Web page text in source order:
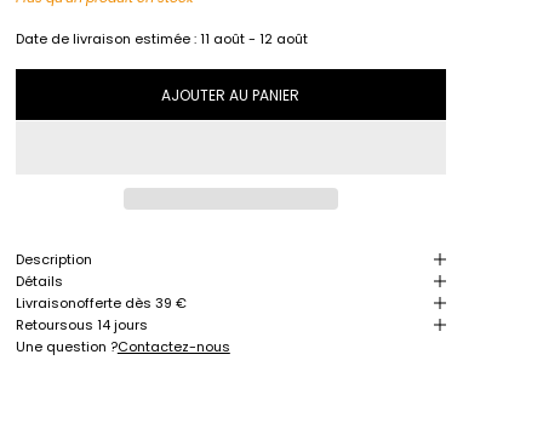
Date de livraison estimée :11 août - 12 août
AJOUTER AU PANIER
Description
Détails
Livraisonofferte dès 39 €
Retoursous 14 jours
Une question ?Contactez-nous